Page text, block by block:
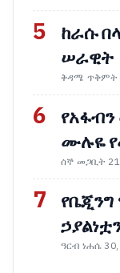
5
ከራሱ
ሠራዊት
ቅዳሜ ጥቅምት
6
ሙሉዬ
ሰኞ መጋቢት
7
ዓርብ ነሐሴ 30,